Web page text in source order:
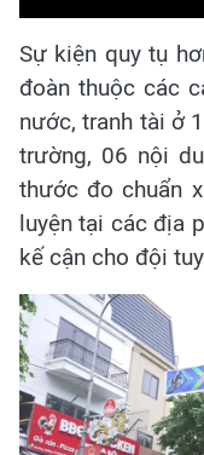
Sự kiện quy tụ
đoàn thuộc các
nước, tranh tài ở
trường, 06 nội
thước đo chuẩn
luyện tại các địa
kế cận cho đội